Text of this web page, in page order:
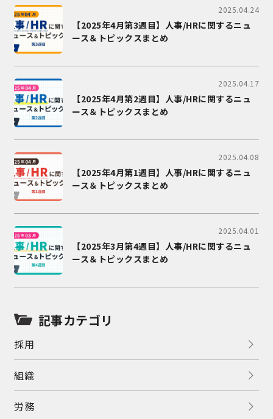
2025.04.24
【2025年4月第3週目】人事/HRに関するニュ
ース＆トピックスまとめ
2025.04.17
【2025年4月第2週目】人事/HRに関するニュ
ース＆トピックスまとめ
2025.04.08
【2025年4月第1週目】人事/HRに関するニュ
ース＆トピックスまとめ
2025.04.01
【2025年3月第4週目】人事/HRに関するニュ
ース＆トピックスまとめ
記事カテゴリ
採用
組織
労務